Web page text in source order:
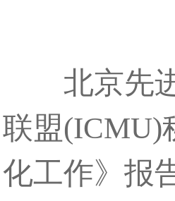
北京先进
联盟(ICMU)
化工作》报